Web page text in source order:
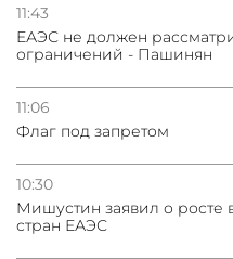
11:43
ЕАЭС не должен
ограничений - Пашинян
11:06
Флаг под запретом
10:30
Мишустин заявил о росте
стран ЕАЭС